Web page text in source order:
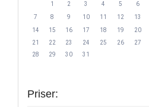
1
2 3 4 5
6
7
8 9 10 11 12
13
14
15 16 17 18 19
20
21
22 23 24 25 26
27
28
29 30 31
Priser: